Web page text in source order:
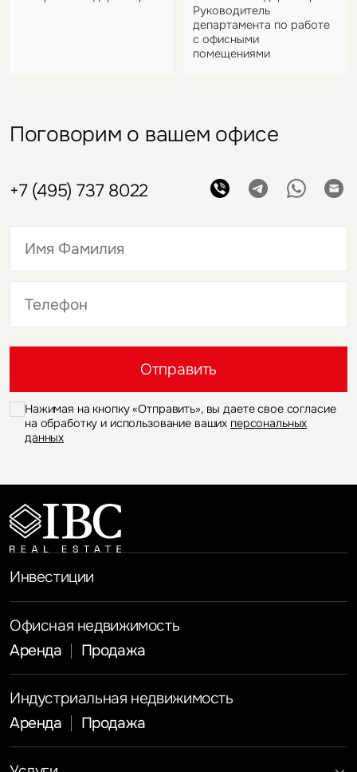
Руководитель
департамента по работе
с офисными
помещениями
Поговорим о вашем офисе
+7 (495) 737 8022
Отправить
Нажимая на кнопку «Отправить», вы даете свое согласие
на обработку и использование ваших персональных
данных
Инвестиции
Офисная недвижимость
Аренда
Продажа
Индустриальная недвижимость
Аренда
Продажа